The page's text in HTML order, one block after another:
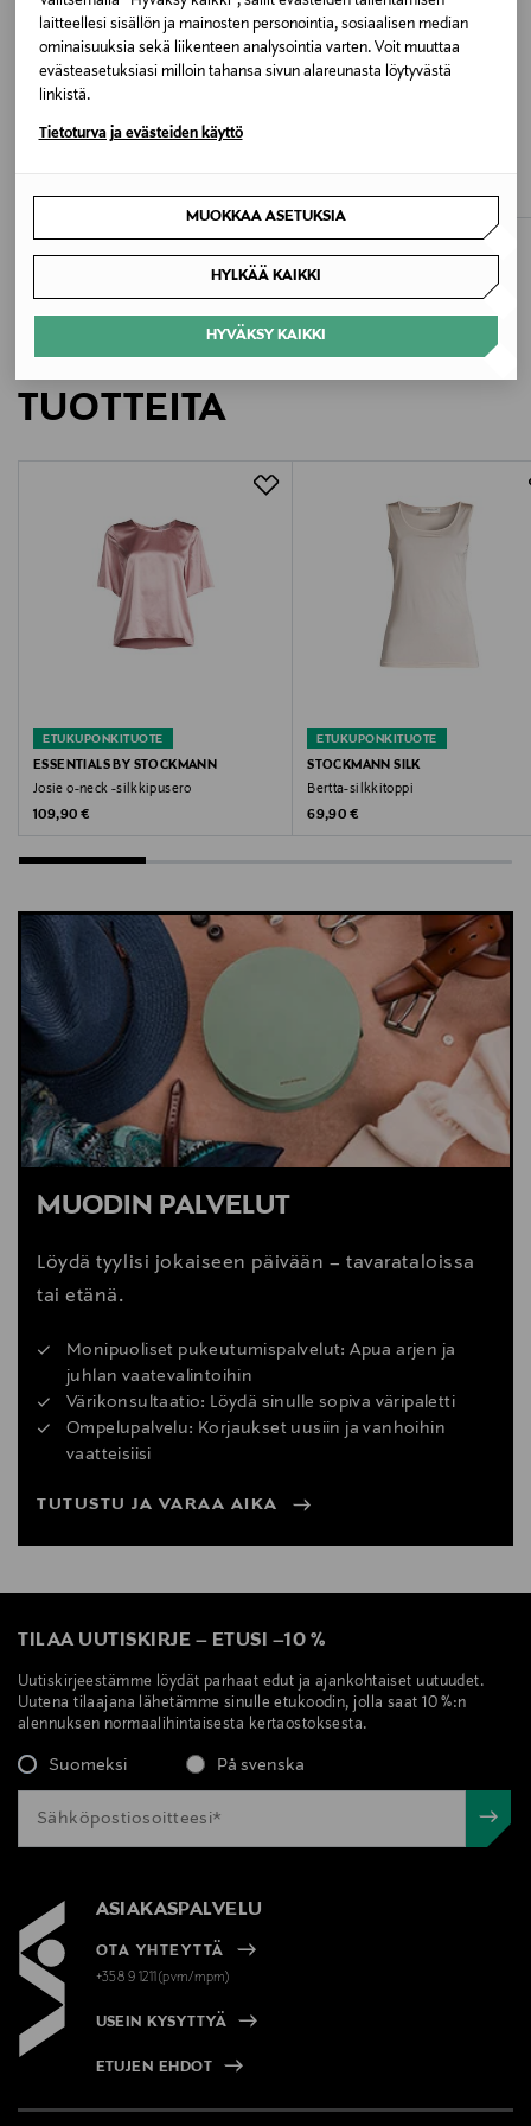
laitteellesi sisällön ja mainosten personointia, sosiaalisen median
ominaisuuksia sekä liikenteen analysointia varten. Voit muuttaa
evästeasetuksiasi milloin tahansa sivun alareunasta löytyvästä
linkistä.
Tietoturva ja evästeiden käyttö
MUOKKAA ASETUKSIA
HYLKÄÄ KAIKKI
HYVÄKSY KAIKKI
BLACK
Valmistusmaa
Acc3ss Oy
Valmistajan osoite
Vanha Talvitie 10 F, 00580, Helsinki, Finland
Avainsanat
trikoopaita, t-paita, paita, puuvillapaita, Allsaints,
Stacks Amelie
ETUKUPONKITUOTE
Original Price
139,90 €
Original Price
50,00 €
LISÄÄ KIINNOSTAVIA
TUOTTEITA
ETUKUPONKITUOTE
ESSENTIALS BY STOCKMANN
Josie o-neck -silkkipusero
Original Price
109,90 €
ETUKUPONKITUOTE
STOCKMANN SILK
Bertta-silkkitoppi
Original Price
69,90 €
MUODIN PALVELUT
Löydä tyylisi jokaiseen päivään – tavarataloissa
tai etänä.
Monipuoliset pukeutumispalvelut: Apua arjen ja
juhlan vaatevalintoihin
Värikonsultaatio: Löydä sinulle sopiva väripaletti
Ompelupalvelu: Korjaukset uusiin ja vanhoihin
vaatteisiisi
TUTUSTU JA VARAA AIKA
TILAA UUTISKIRJE – ETUSI –10 %
Uutiskirjeestämme löydät parhaat edut ja ajankohtaiset uutuudet.
Uutena tilaajana lähetämme sinulle etukoodin, jolla saat 10 %:n
alennuksen normaalihintaisesta kertaostoksesta.
Suomeksi På svenska
ASIAKASPALVELU
OTA YHTEYTTÄ
+358 9 1211(pvm/mpm)
USEIN KYSYTTYÄ
ETUJEN EHDOT